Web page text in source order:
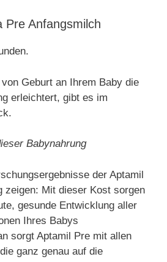
Pre Anfangsmilch
Geburt an Ihrem Baby die
erleichtert, gibt es im
Babynahrung
der Aptamil
zeigen: Mit dieser Kost sorgen
gesunde Entwicklung aller
Ihres Babys
sorgt Aptamil Pre mit allen
ganz genau auf die